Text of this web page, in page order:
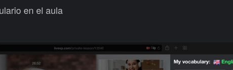
en el aula